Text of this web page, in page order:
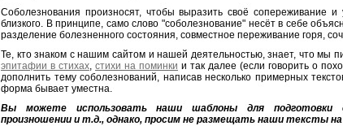
Соболезнования произносят, чтобы выразить своё сопереживание и
близкого. В принципе, само слово "соболезнование" несёт в себе
разделение болезненного состояния, совместное переживание горя,
Те, кто знаком с нашим сайтом и нашей деятельностью, знает, что мы
эпитафии в стихах, стихи на поминки и так далее (если говорить о
дополнить тему соболезнований, написав несколько примерных
форма бывает уместна.
Вы можете использовать наши шаблоны для подготовки
произношении и т.д., однако, просим не размещать наши тексты